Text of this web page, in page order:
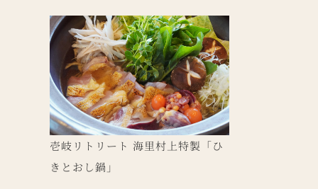
壱岐リトリート 海里村上特製「ひ
きとおし鍋」